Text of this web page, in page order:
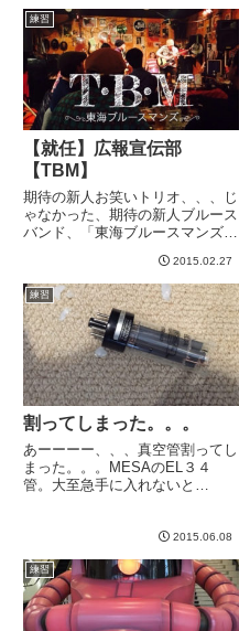
薄くかけたのでコーラス感はほぼ
ないのですが、このペダルかませ
ると、全体的に角が取れ...
練習
【就任】広報宣伝部
【TBM】
期待の新人お笑いトリオ、、、じ
ゃなかった、期待の新人ブルース
バンド、「東海ブルースマンズ」
ちになっているようなので、こう
なったからには、ばりばりと職務
を果たしていきたいと思います。
メンバーのブログはこちら。リ
ー...
2015.02.27
練習
割ってしまった。。。
あーーーー、、、真空管割ってし
まった。。。MESAのEL３４
管。大至急手に入れないと
2015.06.08
練習